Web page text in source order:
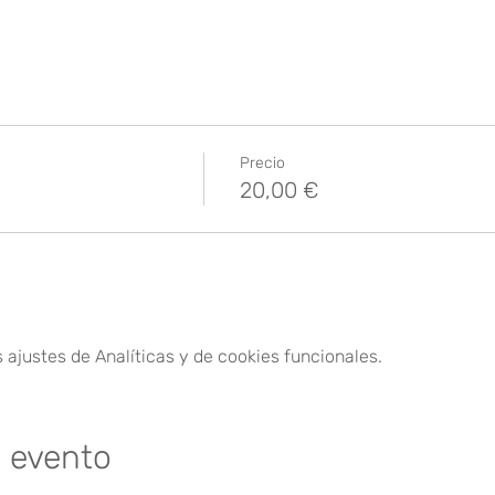
Precio
20,00 €
ajustes de Analíticas y de cookies funcionales.